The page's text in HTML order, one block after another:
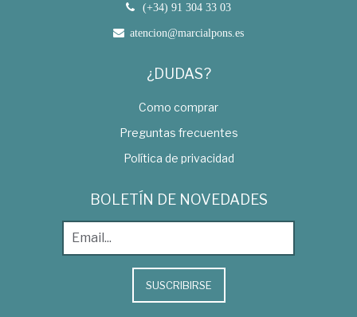
(+34) 91 304 33 03
atencion@marcialpons.es
¿DUDAS?
Como comprar
Preguntas frecuentes
Política de privacidad
BOLETÍN DE NOVEDADES
SUSCRIBIRSE